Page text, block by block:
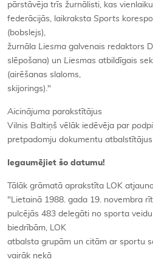
pārstāvēja trīs žurnālisti, kas
federācijās, laikraksta Sports
(bobslejs),
žurnāla Liesma galvenais redaktors
slēpošana) un Liesmas atbildīgais
(airēšanas slaloms,
skijorings)."
Aicinājuma parakstītājus
Vilnis Baltiņš vēlāk iedēvēja par
pretpadomju dokumentu
Iegaumējiet šo datumu!
Tālāk grāmatā aprakstīta LOK
"Lietainā 1988. gada 19. novembra
pulcējās 483 delegāti no sporta
biedrībām, LOK
atbalsta grupām un citām ar sportu
vairāk nekā